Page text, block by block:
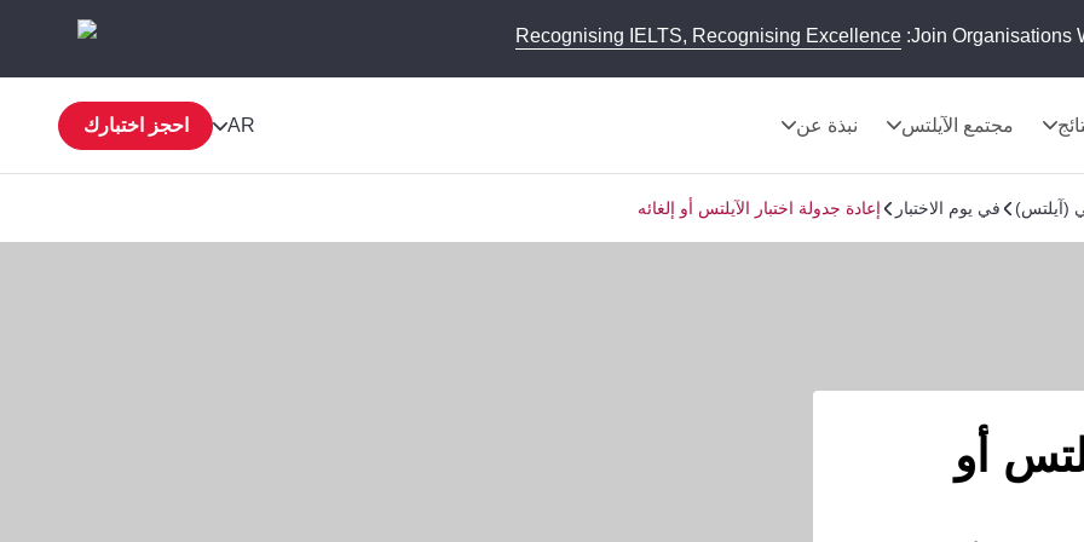
Join Organisations
Recognising IELTS, Recognising Excellence
مجتمع الآيلتس نبذة عن AR احجز اختبارك
(آيلتس) في يوم الاختبار إعادة جدولة اختبار الآيلتس أو إلغائه
أو